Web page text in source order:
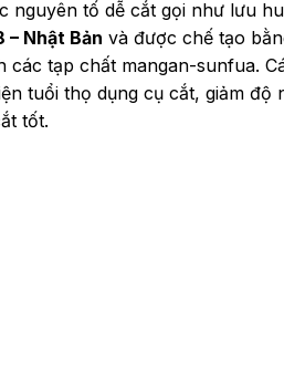
nguyên tố dễ cắt gọi như lưu
Nhật Bản và được chế tạo
tạp chất mangan-sunfua.
tuổi thọ dụng cụ cắt, giảm
tốt.